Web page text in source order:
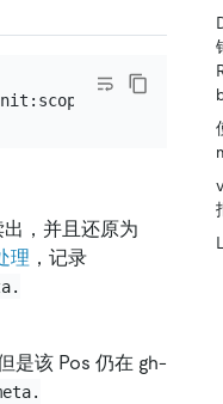
，并且还原为
理 ，记录
是该 Pos 仍在 gh-